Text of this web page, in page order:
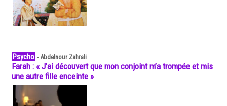
Psycho -Abdelnour Zahrali
Farah : « J’ai découvert que mon conjoint m’a trompée et mis
une autre fille enceinte »